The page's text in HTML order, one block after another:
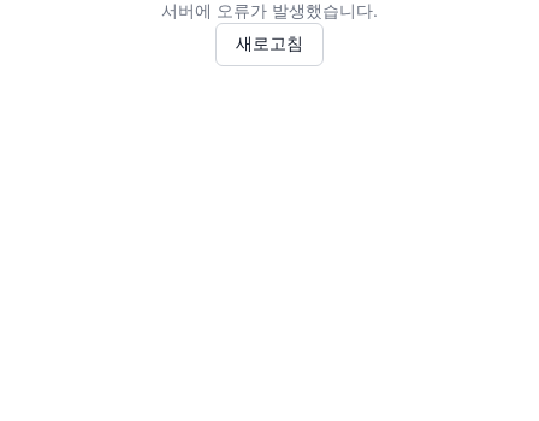
서버에 오류가 발생했습니다.
새로고침